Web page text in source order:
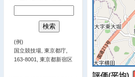
(例)
国立競技場, 東京都庁,
163-8001, 東京都新宿区